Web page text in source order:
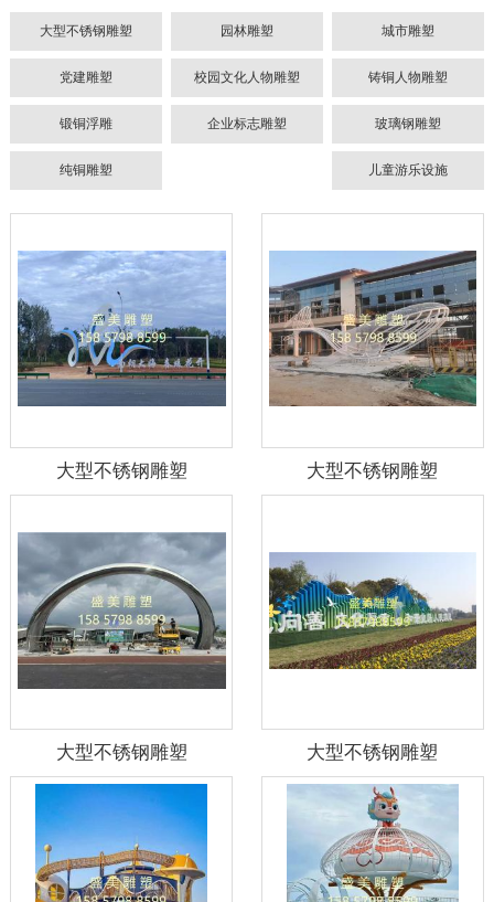
大型不锈钢雕塑 园林雕塑 城市雕塑
党建雕塑 校园文化人物雕塑 铸铜人物雕塑
锻铜浮雕 企业标志雕塑 玻璃钢雕塑
纯铜雕塑 儿童游乐设施
大型不锈钢雕塑 大型不锈钢雕塑
大型不锈钢雕塑 大型不锈钢雕塑